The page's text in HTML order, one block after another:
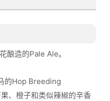
酿造的Pale Ale。
的Hop Breeding
、橙子和类似辣椒的辛香